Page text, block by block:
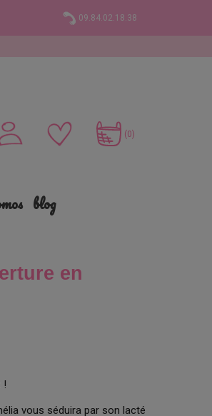
09.84.02.18.38
(0)
blog
en
!
vous séduira par son lacté